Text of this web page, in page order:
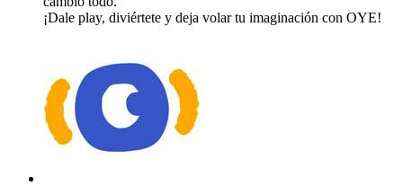
¡Dale play, diviértete y deja volar tu imaginación con OYE!